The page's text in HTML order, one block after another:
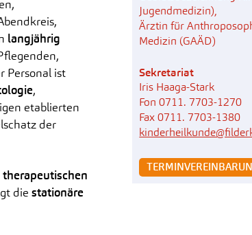
der Filderklinik
Serviceleistungen
langjährig
Personal ist
,
etablierten
der
therapeutischen
die stationäre
Jugendmedizin),
Ärztin für
Medizin (GAÄD)
Sekretariat
Iris Haaga-Stark
Fon 0711. 7703-1270
Fax 0711. 7703-1380